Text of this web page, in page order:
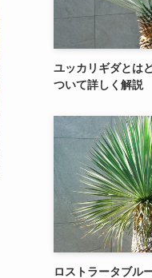
ユッカリギダとは
ついて詳しく解説
ロストラータブル